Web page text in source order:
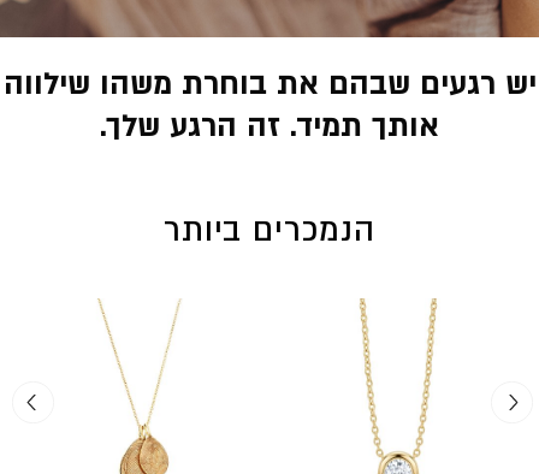
יש רגעים שבהם את בוחרת משהו שילווה
אותך תמיד. זה הרגע שלך.
הנמכרים ביותר